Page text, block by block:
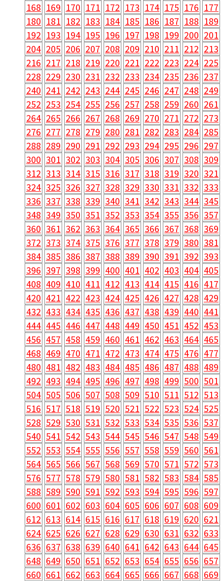
168 169 170 171 172 173 174 175 176 177
180 181 182 183 184 185 186 187 188 189
192 193 194 195 196 197 198 199 200 201
204 205 206 207 208 209 210 211 212 213
216 217 218 219 220 221 222 223 224 225
228 229 230 231 232 233 234 235 236 237
240 241 242 243 244 245 246 247 248 249
252 253 254 255 256 257 258 259 260 261
264 265 266 267 268 269 270 271 272 273
276 277 278 279 280 281 282 283 284 285
288 289 290 291 292 293 294 295 296 297
300 301 302 303 304 305 306 307 308 309
312 313 314 315 316 317 318 319 320 321
324 325 326 327 328 329 330 331 332 333
336 337 338 339 340 341 342 343 344 345
348 349 350 351 352 353 354 355 356 357
360 361 362 363 364 365 366 367 368 369
372 373 374 375 376 377 378 379 380 381
384 385 386 387 388 389 390 391 392 393
396 397 398 399 400 401 402 403 404 405
408 409 410 411 412 413 414 415 416 417
420 421 422 423 424 425 426 427 428 429
432 433 434 435 436 437 438 439 440 441
444 445 446 447 448 449 450 451 452 453
456 457 458 459 460 461 462 463 464 465
468 469 470 471 472 473 474 475 476 477
480 481 482 483 484 485 486 487 488 489
492 493 494 495 496 497 498 499 500 501
504 505 506 507 508 509 510 511 512 513
516 517 518 519 520 521 522 523 524 525
528 529 530 531 532 533 534 535 536 537
540 541 542 543 544 545 546 547 548 549
552 553 554 555 556 557 558 559 560 561
564 565 566 567 568 569 570 571 572 573
576 577 578 579 580 581 582 583 584 585
588 589 590 591 592 593 594 595 596 597
600 601 602 603 604 605 606 607 608 609
612 613 614 615 616 617 618 619 620 621
624 625 626 627 628 629 630 631 632 633
636 637 638 639 640 641 642 643 644 645
648 649 650 651 652 653 654 655 656 657
660 661 662 663 664 665 666 667 668 669